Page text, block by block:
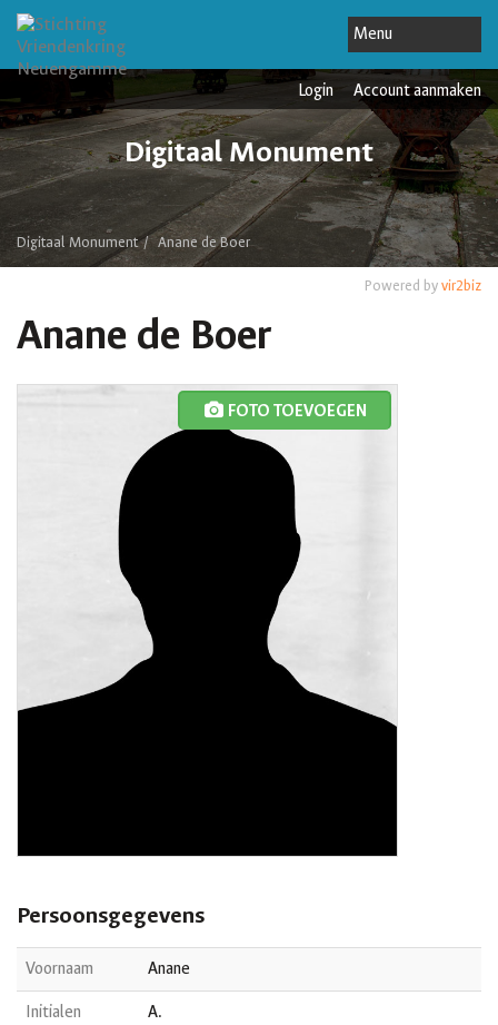
Login Account aanmaken
Digitaal Monument
Digitaal Monument Anane de Boer
Anane de Boer
Powered byvir2biz
FOTO TOEVOEGEN
Persoonsgegevens
Voornaam Anane
Initialen A.